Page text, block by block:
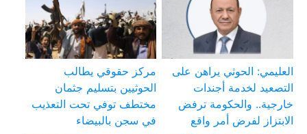
العليمي: الحوثي يراهن على
التصعيد لخدمة أجندات
خارجية.. والحكومة ترفض
الابتزاز لفرض أمر واقع
مركز حقوقي يطالب
الحوثيين بتسليم جثمان
مختطف توفي تحت التعذيب
في سجن بالبيضاء